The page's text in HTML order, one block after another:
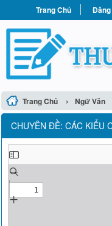
Trang Chủ
Trang Chủ › Ngữ Văn
CHUYÊN ĐỀ: CÁC KIỂU